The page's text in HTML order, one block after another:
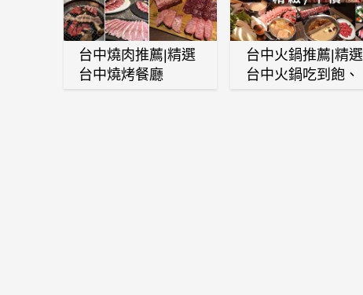
台中燒肉推薦|精選
台中燒烤餐廳
台中火鍋推薦|精選
台中火鍋吃到飽、